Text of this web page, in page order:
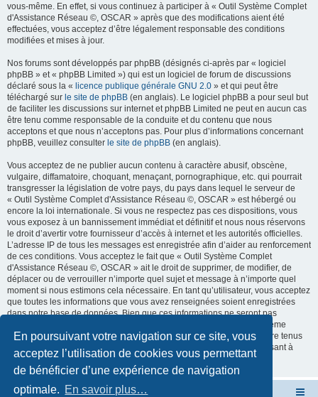
En poursuivant votre navigation sur ce site, vous
acceptez l’utilisation de cookies vous permettant
de bénéficier d’une expérience de navigation
optimale. En savoir plus…
vous-même. En effet, si vous continuez à participer à « Outil Système Complet
d'Assistance Réseau ©, OSCAR » après que des modifications aient été
effectuées, vous acceptez d’être légalement responsable des conditions
modifiées et mises à jour.
Nos forums sont développés par phpBB (désignés ci-après par « logiciel
phpBB » et « phpBB Limited ») qui est un logiciel de forum de discussions
déclaré sous la « licence publique générale GNU 2.0 » et qui peut être
téléchargé sur le site de phpBB (en anglais). Le logiciel phpBB a pour seul but
de faciliter les discussions sur internet et phpBB Limited ne peut en aucun cas
être tenu comme responsable de la conduite et du contenu que nous
acceptons et que nous n’acceptons pas. Pour plus d’informations concernant
phpBB, veuillez consulter le site de phpBB (en anglais).
Vous acceptez de ne publier aucun contenu à caractère abusif, obscène,
vulgaire, diffamatoire, choquant, menaçant, pornographique, etc. qui pourrait
transgresser la législation de votre pays, du pays dans lequel le serveur de
« Outil Système Complet d'Assistance Réseau ©, OSCAR » est hébergé ou
encore la loi internationale. Si vous ne respectez pas ces dispositions, vous
vous exposez à un bannissement immédiat et définitif et nous nous réservons
le droit d’avertir votre fournisseur d’accès à internet et les autorités officielles.
L’adresse IP de tous les messages est enregistrée afin d’aider au renforcement
de ces conditions. Vous acceptez le fait que « Outil Système Complet
d'Assistance Réseau ©, OSCAR » ait le droit de supprimer, de modifier, de
déplacer ou de verrouiller n’importe quel sujet et message à n’importe quel
moment si nous estimons cela nécessaire. En tant qu’utilisateur, vous acceptez
que toutes les informations que vous avez renseignées soient enregistrées
dans notre base de données. Bien que ces informations ne seront pas
diffusées à une tierce partie sans votre consentement, ni « Outil Système
Complet d'Assistance Réseau ©, OSCAR », ni phpBB, ne pourront être tenus
comme responsables en cas de tentative de piratage informatique visant à
compromettre vos données.
Site OSCAR Bienvenue sur le nouveau forum OSCAR